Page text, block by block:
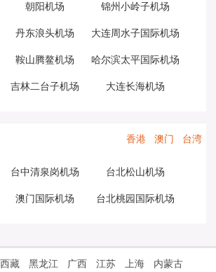
朝阳机场 锦州小岭子机场
丹东浪头机场 大连周水子国际机场
鞍山腾鳌机场 哈尔滨太平国际机场
吉林二台子机场 大连长海机场
香港 澳门 台湾
台中清泉岗机场 台北松山机场
澳门国际机场 台北桃园国际机场
西藏 黑龙江 广西 江苏 上海 内蒙古